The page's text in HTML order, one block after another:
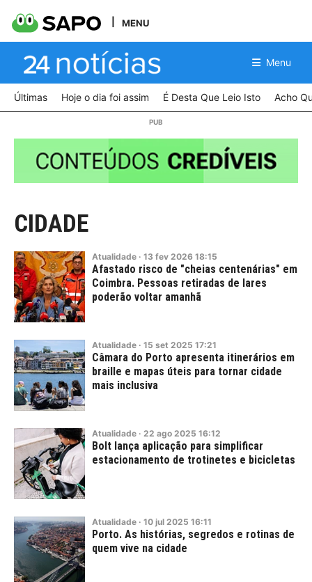
MENU
Menu
Últimas Hoje o dia foi assim É Desta Que Leio Isto Acho
CIDADE
Atualidade · 13 fev 2026 18:15
Afastado risco de "cheias centenárias" em
Coimbra. Pessoas retiradas de lares
poderão voltar amanhã
Atualidade · 15 set 2025 17:21
Câmara do Porto apresenta itinerários em
braille e mapas úteis para tornar cidade
mais inclusiva
Atualidade · 22 ago 2025 16:12
Bolt lança aplicação para simplificar
estacionamento de trotinetes e bicicletas
Atualidade · 10 jul 2025 16:11
Porto. As histórias, segredos e rotinas de
quem vive na cidade